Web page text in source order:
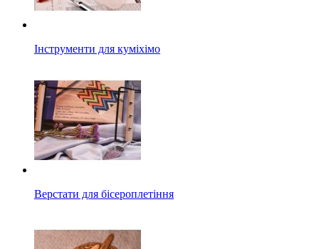
Інструменти для куміхімо
Верстати для бісероплетіння